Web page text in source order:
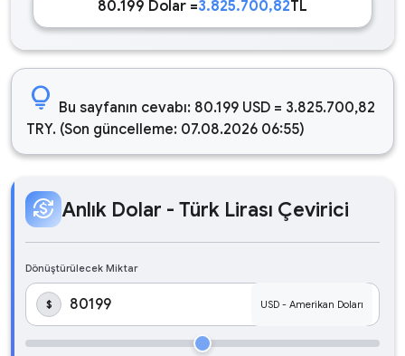
80.199 Dolar =3.825.700,82TL
lightbulb Bu sayfanın cevabı: 80.199 USD = 3.825.700,82
TRY. (Son güncelleme: 07.08.2026 06:55)
currency_exchange Anlık Dolar - Türk Lirası Çevirici
Dönüştürülecek Miktar
$